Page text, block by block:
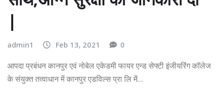
|
admin1 Feb 13, 2021 0
आपदा प्रबंधन कानपुर एवं नोबेल एकेडमी फायर एन्ड सेफ्टी इंजीयरिंग कॉलेज
के संयुक्त तत्वाधान में कानपुर एडविल्स प्रा लि में…